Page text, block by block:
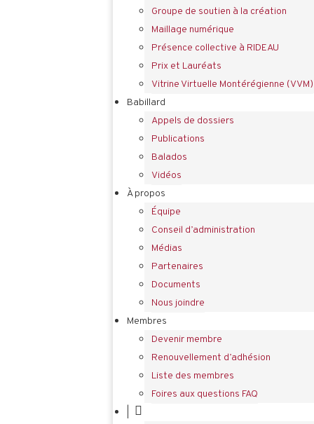
Groupe de soutien à la création
Maillage numérique
Présence collective à RIDEAU
Prix et Lauréats
Vitrine Virtuelle Montérégienne (VVM)
Babillard
Appels de dossiers
Publications
Balados
Vidéos
À propos
Équipe
Conseil d’administration
Médias
Partenaires
Documents
Nous joindre
Membres
Devenir membre
Renouvellement d’adhésion
Liste des membres
Foires aux questions FAQ